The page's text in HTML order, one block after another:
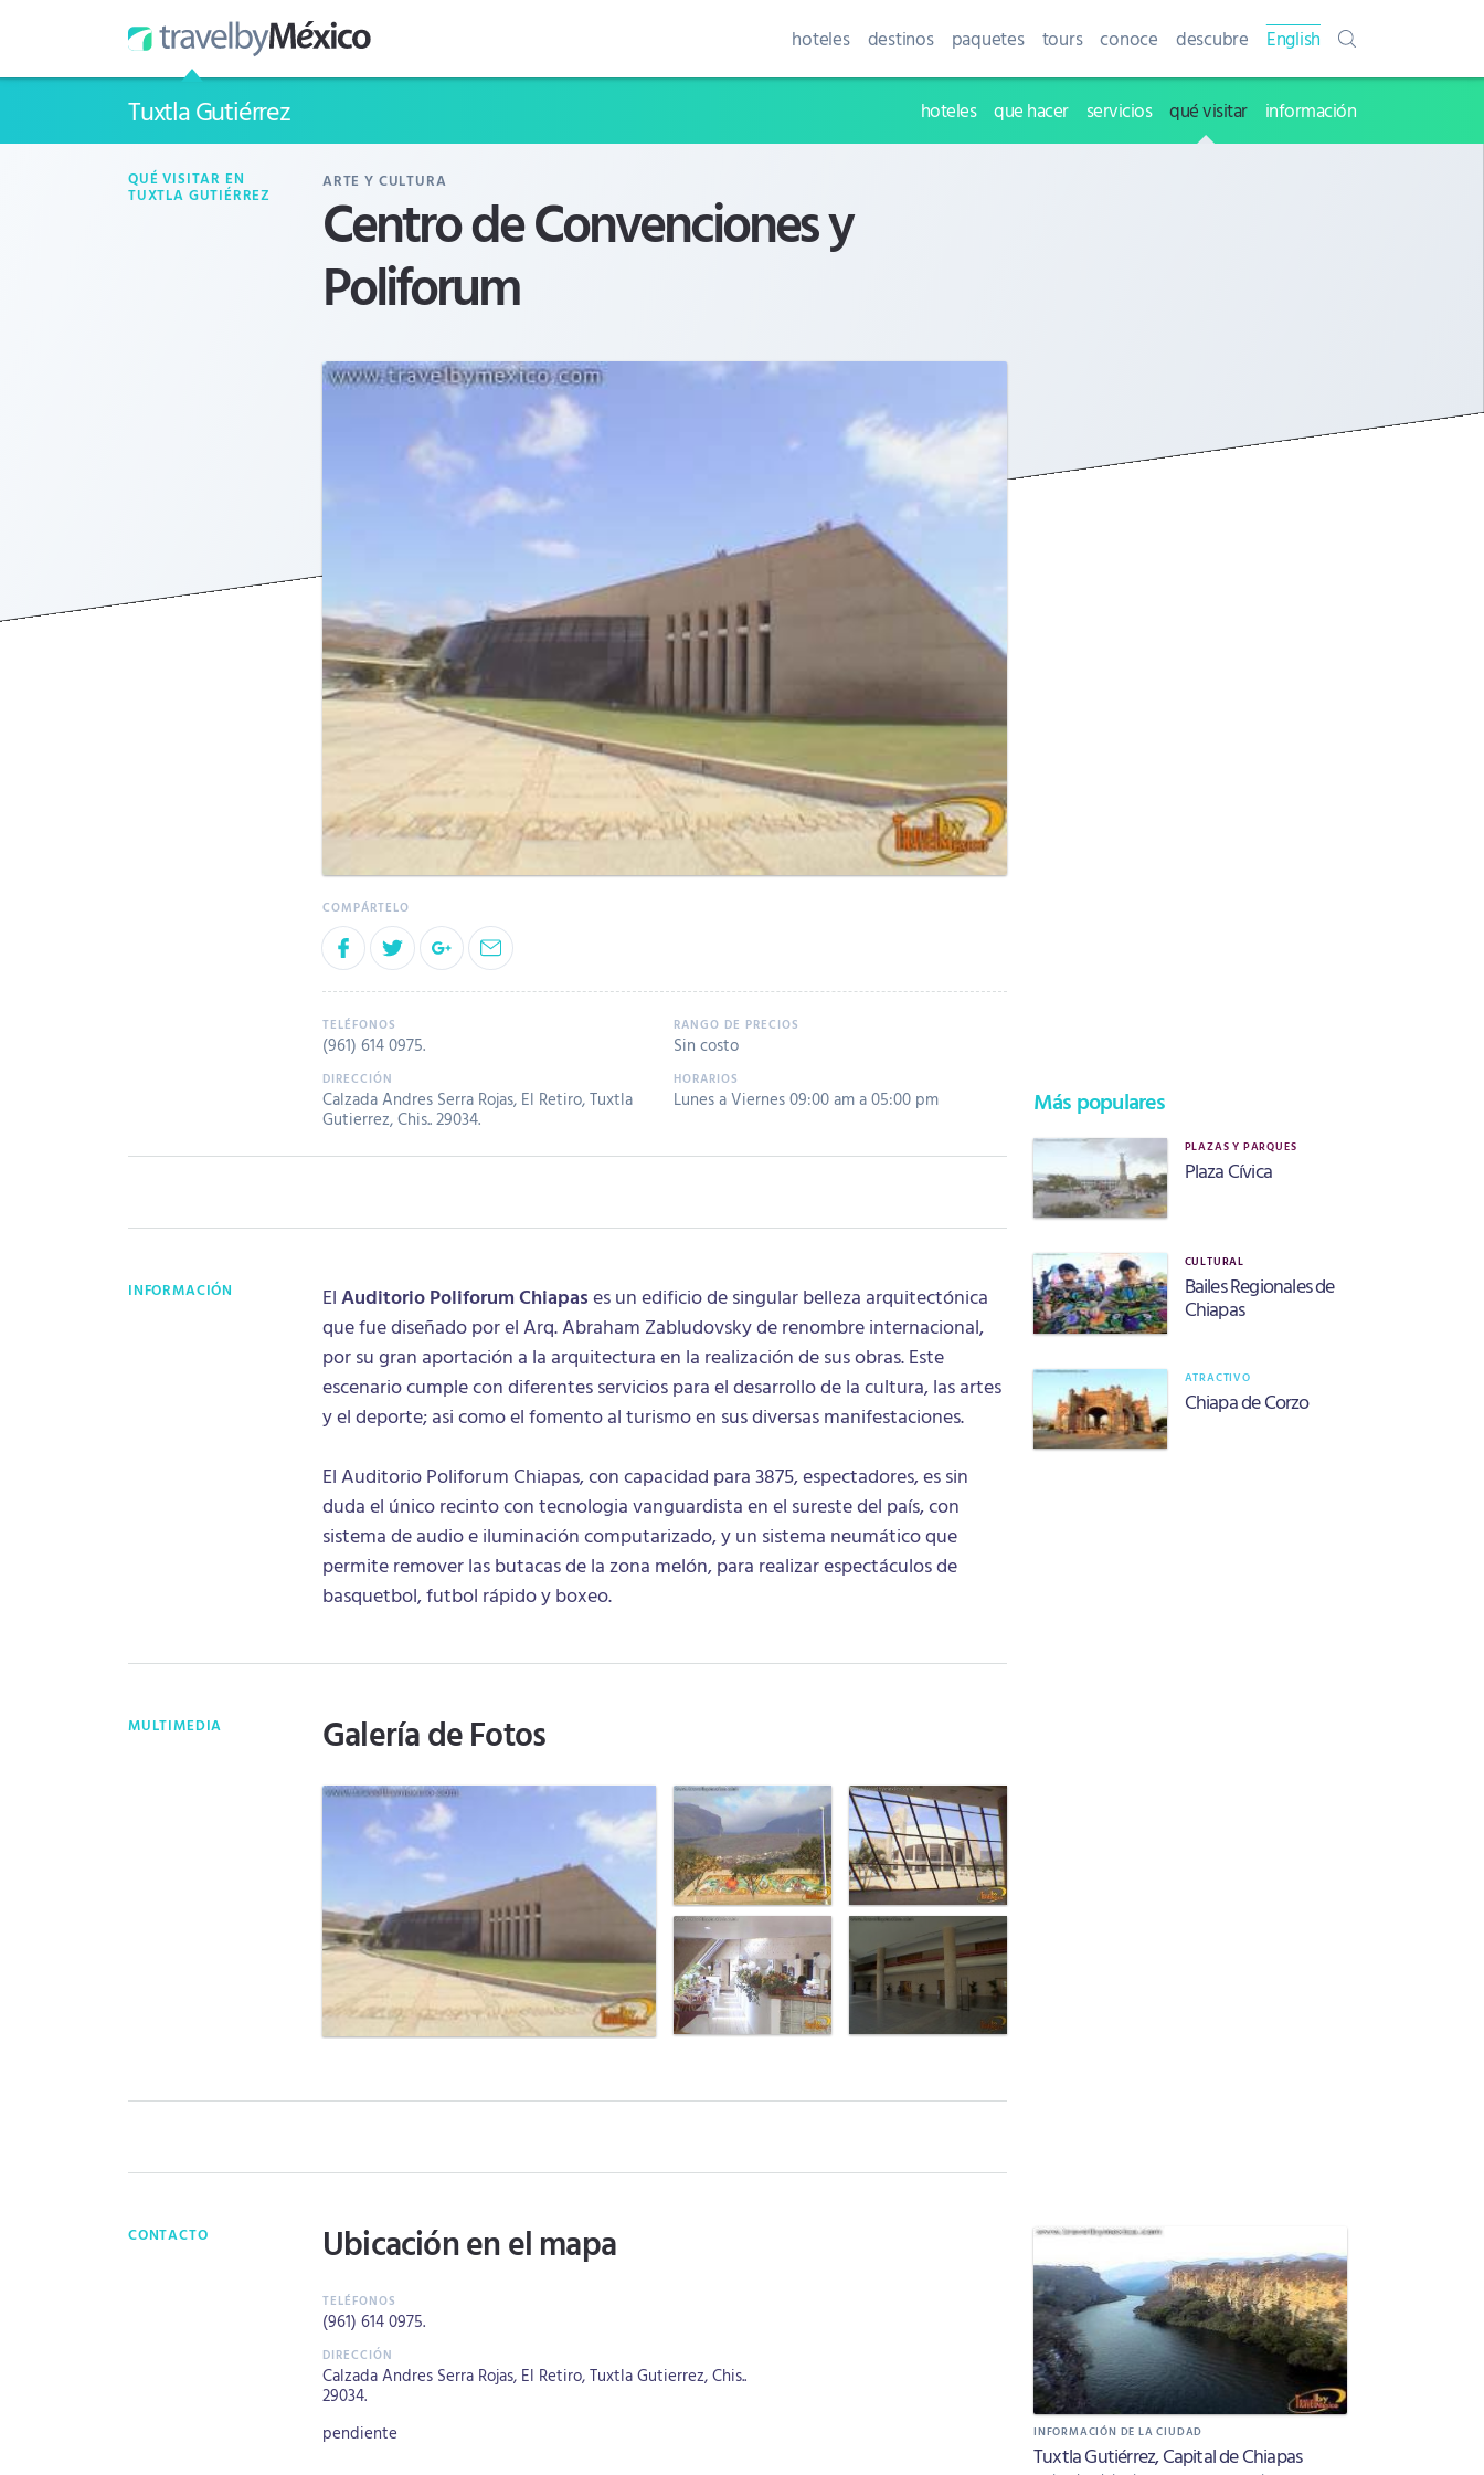
hoteles destinos paquetes tours conoce descubre English
Tuxtla Gutiérrez hoteles que hacer servicios qué visitar información
QUÉ VISITAR EN
TUXTLA GUTIÉRREZ
ARTE Y CULTURA
Centro de Convenciones y
Poliforum
(961) 614 0975.
Calzada Andres Serra Rojas, El Retiro, Tuxtla
Gutierrez, Chis.. 29034.
Sin costo
Lunes a Viernes 09:00 am a 05:00 pm
INFORMACIÓN ElAuditorio Poliforum Chiapases un edificio de singular belleza arquitectónica
que fue diseñado por el Arq. Abraham Zabludovsky de renombre internacional,
por su gran aportación a la arquitectura en la realización de sus obras. Este
escenario cumple con diferentes servicios para el desarrollo de la cultura, las artes
y el deporte; asi como el fomento al turismo en sus diversas manifestaciones.
El Auditorio Poliforum Chiapas, con capacidad para 3875, espectadores, es sin
duda el único recinto con tecnologia vanguardista en el sureste del país, con
sistema de audio e iluminación computarizado, y un sistema neumático que
permite remover las butacas de la zona melón, para realizar espectáculos de
basquetbol, futbol rápido y boxeo.
MULTIMEDIA Galería de Fotos
CONTACTO Ubicación en el mapa
(961) 614 0975.
Calzada Andres Serra Rojas, El Retiro, Tuxtla Gutierrez, Chis..
29034.
pendiente
Más populares
PLAZAS Y PARQUES
Plaza Cívica
CULTURAL
Bailes Regionales de
Chiapas
ATRACTIVO
Chiapa de Corzo
INFORMACIÓN DE LA CIUDAD
Tuxtla Gutiérrez, Capital de Chiapas